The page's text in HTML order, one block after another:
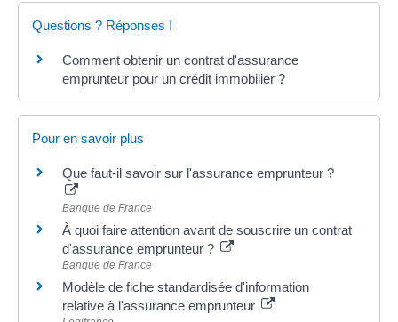
Questions ? Réponses !
Comment obtenir un contrat d'assurance
emprunteur pour un crédit immobilier ?
Pour en savoir plus
Que faut-il savoir sur l'assurance emprunteur ?
Banque de France
À quoi faire attention avant de souscrire un contrat
d'assurance emprunteur ?
Banque de France
Modèle de fiche standardisée d'information
relative à l'assurance emprunteur